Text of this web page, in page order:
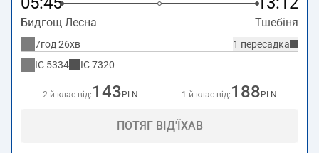
Бидгощ Лесна Тшебіня
1 пересадка
7год 26хв
IC 5334 IC7320
2-й клас від: 143 PLN 1-й клас від: 188 PLN
ПОТЯГ ВІД'ЇХАВ